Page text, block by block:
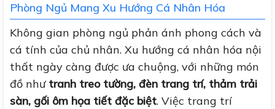
Phòng Ngủ Mang Xu Hướng Cá Nhân Hóa
Không gian phòng ngủ phản ánh phong cách và
cá tính của chủ nhân. Xu hướng cá nhân hóa nội
thất ngày càng được ưa chuộng, với những món
đồ như tranh treo tường, đèn trang trí, thảm trải
sàn, gối ôm họa tiết đặc biệt. Việc trang trí